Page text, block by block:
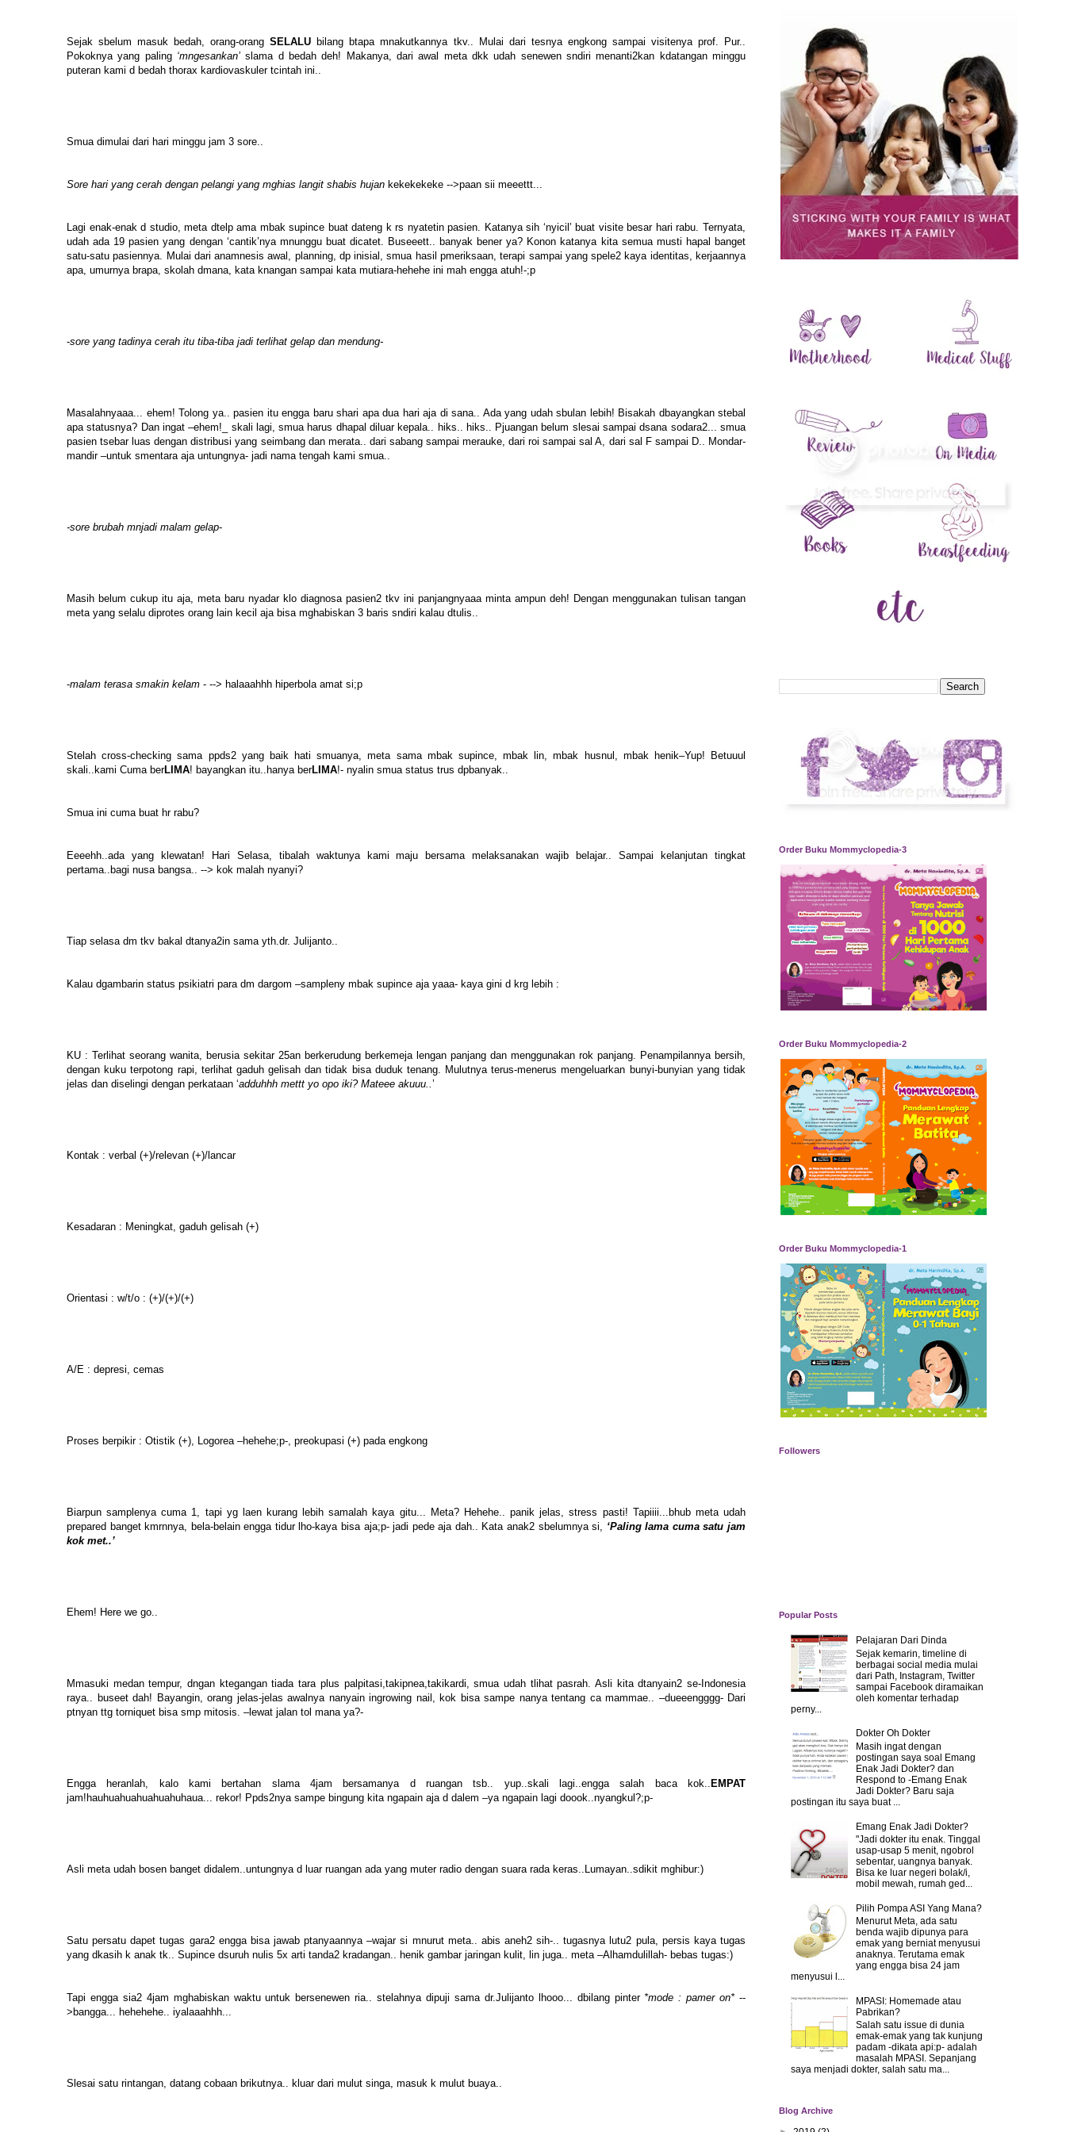
Sejak sbelum masuk bedah, orang-orangSELALU bilang btapa mnakutkannya tkv.. Mulai dari tesnya engkong sampai visitenya prof. Pur..
Pokoknya yang paling ‘mngesankan’ slama d bedah deh! Makanya, dari awal meta dkk udah senewen sndiri menanti2kan kdatangan minggu
puteran kami d bedah thorax kardiovaskuler tcintah ini..
Smua dimulai dari hari minggu jam 3 sore..
Sore hari yang cerah dengan pelangi yang mghias langit shabis hujan kekekekeke -->paan sii meeettt...
Lagi enak-enak d studio, meta dtelp ama mbak supince buat dateng k rs nyatetin pasien. Katanya sih ‘nyicil’ buat visite besar hari rabu. Ternyata,
udah ada 19 pasien yang dengan ‘cantik’nya mnunggu buat dicatet. Buseeett.. banyak bener ya? Konon katanya kita semua musti hapal banget
satu-satu pasiennya. Mulai dari anamnesis awal, planning, dp inisial, smua hasil pmeriksaan, terapi sampai yang spele2 kaya identitas, kerjaannya
apa, umurnya brapa, skolah dmana, kata knangan sampai kata mutiara-hehehe ini mah engga atuh!-;p
-sore yang tadinya cerah itu tiba-tiba jadi terlihat gelap dan mendung-
Masalahnyaaa... ehem! Tolong ya.. pasien itu engga baru shari apa dua hari aja di sana.. Ada yang udah sbulan lebih! Bisakah dbayangkan stebal
apa statusnya? Dan ingat –ehem!_ skali lagi, smua harus dhapal diluar kepala.. hiks.. hiks.. Pjuangan belum slesai sampai dsana sodara2... smua
pasien tsebar luas dengan distribusi yang seimbang dan merata.. dari sabang sampai merauke, dari roi sampai sal A, dari sal F sampai D.. Mondar-
mandir –untuk smentara aja untungnya- jadi nama tengah kami smua..
-sore brubah mnjadi malam gelap-
Masih belum cukup itu aja, meta baru nyadar klo diagnosa pasien2 tkv ini panjangnyaaa minta ampun deh! Dengan menggunakan tulisan tangan
meta yang selalu diprotes orang lain kecil aja bisa mghabiskan 3 baris sndiri kalau dtulis..
-malam terasa smakin kelam - --> halaaahhh hiperbola amat si;p
Stelah cross-checking sama ppds2 yang baik hati smuanya, meta sama mbak supince, mbak lin, mbak husnul, mbak henik–Yup! Betuuul
skali..kami Cuma berLIMA! bayangkan itu..hanya berLIMA!- nyalin smua status trus dpbanyak..
Smua ini cuma buat hr rabu?
Eeeehh..ada yang klewatan! Hari Selasa, tibalah waktunya kami maju bersama melaksanakan wajib belajar.. Sampai kelanjutan tingkat
pertama..bagi nusa bangsa.. --> kok malah nyanyi?
Tiap selasa dm tkv bakal dtanya2in sama yth.dr. Julijanto..
Kalau dgambarin status psikiatri para dm dargom –sampleny mbak supince aja yaaa- kaya gini d krg lebih :
KU : Terlihat seorang wanita, berusia sekitar 25an berkerudung berkemeja lengan panjang dan menggunakan rok panjang. Penampilannya bersih,
dengan kuku terpotong rapi, terlihat gaduh gelisah dan tidak bisa duduk tenang. Mulutnya terus-menerus mengeluarkan bunyi-bunyian yang tidak
jelas dan diselingi dengan perkataan ‘adduhhh mettt yo opo iki? Mateee akuuu..’
Kontak : verbal (+)/relevan (+)/lancar
Kesadaran : Meningkat, gaduh gelisah (+)
Orientasi : w/t/o : (+)/(+)/(+)
A/E : depresi, cemas
Proses berpikir : Otistik (+), Logorea –hehehe;p-, preokupasi (+) pada engkong
Biarpun samplenya cuma 1, tapi yg laen kurang lebih samalah kaya gitu... Meta? Hehehe.. panik jelas, stress pasti! Tapiiii...bhub meta udah
prepared banget kmrnnya, bela-belain engga tidur lho-kaya bisa aja;p- jadi pede aja dah.. Kata anak2 sbelumnya si, ‘Paling lama cuma satu jam
kok met..’
Ehem! Here we go..
Mmasuki medan tempur, dngan ktegangan tiada tara plus palpitasi,takipnea,takikardi, smua udah tlihat pasrah. Asli kita dtanyain2 se-Indonesia
raya.. buseet dah! Bayangin, orang jelas-jelas awalnya nanyain ingrowing nail, kok bisa sampe nanya tentang ca mammae.. –dueeengggg- Dari
ptnyan ttg torniquet bisa smp mitosis. –lewat jalan tol mana ya?-
Engga heranlah, kalo kami bertahan slama 4jam bersamanya d ruangan tsb.. yup..skali lagi..engga salah baca kok.. EMPAT
jam!hauhuahuahuahuahuhaua... rekor! Ppds2nya sampe bingung kita ngapain aja d dalem –ya ngapain lagi doook..nyangkul?;p-
Asli meta udah bosen banget didalem..untungnya d luar ruangan ada yang muter radio dengan suara rada keras..Lumayan..sdikit mghibur:)
Satu persatu dapet tugas gara2 engga bisa jawab ptanyaannya –wajar si mnurut meta.. abis aneh2 sih-.. tugasnya lutu2 pula, persis kaya tugas
yang dkasih k anak tk.. Supince dsuruh nulis 5x arti tanda2 kradangan.. henik gambar jaringan kulit, lin juga.. meta –Alhamdulillah- bebas tugas:)
Tapi engga sia2 4jam mghabiskan waktu untuk bersenewen ria.. stelahnya dipuji sama dr.Julijanto lhooo... dbilang pinter *mode : pamer on*--
>bangga... hehehehe.. iyalaaahhh...
Slesai satu rintangan, datang cobaan brikutnya.. kluar dari mulut singa, masuk k mulut buaya..
Order Buku Mommyclopedia-3
Order Buku Mommyclopedia-2
Order Buku Mommyclopedia-1
Followers
Popular Posts
Pelajaran Dari Dinda
Sejak kemarin, timeline di
berbagai social media mulai
dari Path, Instagram, Twitter
sampai Facebook diramaikan
oleh komentar terhadap
perny...
Dokter Oh Dokter
Masih ingat dengan
postingan saya soal Emang
Enak Jadi Dokter? dan
Respond to -Emang Enak
Jadi Dokter? Baru saja
postingan itu saya buat ...
Emang Enak Jadi Dokter?
"Jadi dokter itu enak. Tinggal
usap-usap 5 menit, ngobrol
sebentar, uangnya banyak.
Bisa ke luar negeri bolak/i,
mobil mewah, rumah ged...
Pilih Pompa ASI Yang Mana?
Menurut Meta, ada satu
benda wajib dipunya para
emak yang berniat menyusui
anaknya. Terutama emak
yang engga bisa 24 jam
menyusui l...
MPASI: Homemade atau
Pabrikan?
Salah satu issue di dunia
emak-emak yang tak kunjung
padam -dikata api:p- adalah
masalah MPASI. Sepanjang
saya menjadi dokter, salah satu ma...
Blog Archive